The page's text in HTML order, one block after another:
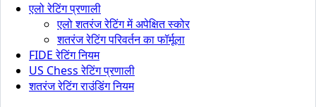
एलो रेटिंग प्रणाली
एलो शतरंज रेटिंग में अपेक्षित स्कोर
शतरंज रेटिंग परिवर्तन का फॉर्मूला
FIDE रेटिंग नियम
US Chess रेटिंग प्रणाली
शतरंज रेटिंग राउंडिंग नियम